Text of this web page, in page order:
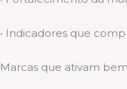
• Indicadores que
Marcas que ativam